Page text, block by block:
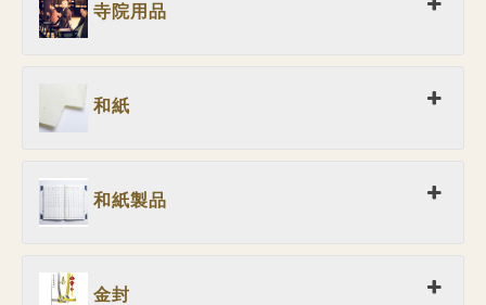
寺院用品
和紙
和紙製品
金封